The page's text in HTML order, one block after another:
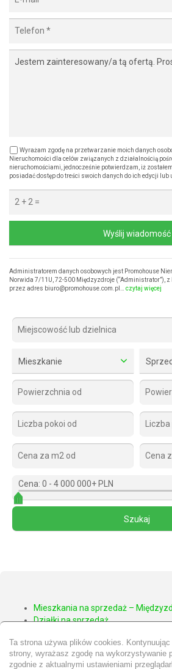
Wyrażam zgodę na przetwarzanie moich danych
Nieruchomości dla celów związanych z działalnością
nieruchomościami, jednocześnie potwierdzam, iż
posiadać dostęp do treści swoich danych do ich edycji lub
Wyślij wiadomość
Administratorem danych osobowych jest Promohouse
Norwida 7/11U, 72-500 Międzyzdroje (“Administrator”),
przez adres biuro@promohouse.com.pl… czytaj więcej
Mieszkanie
Cena: 0 - 4 000 000+ PLN
Mieszkania na sprzedaż –
Działki na sprzedaż
Domy na sprzedaż – Międzyzdroje
Nieruchomości Wolin
Ta strona używa plików cookies.
strony, wyrażasz zgodę na wykorzystywanie
zgodnie z aktualnymi ustawieniami